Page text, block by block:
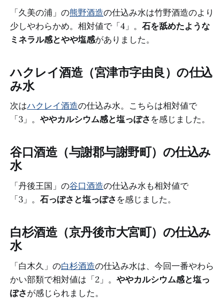
「久美の浦」の熊野酒造の仕込み水は竹野酒造のより
少しやわらかめ。相対値で「4」。 石を舐めたような
ミネラル感とやや塩感がありました。
ハクレイ酒造（宮津市字由良）の仕込
み水
次はハクレイ酒造の仕込み水。こちらは相対値で
「3」。 ややカルシウム感と塩っぽさ を感じました。
谷口酒造（与謝郡与謝野町）の仕込み
水
「丹後王国」の谷口酒造の仕込み水も相対値で
「3」。 石っぽさと塩っぽさ を感じました。
白杉酒造（京丹後市大宮町）の仕込み
水
「白木久」の白杉酒造の仕込み水は、今回一番やわら
かい部類で相対値は「2」。 ややカルシウム感と塩っ
ぽさが感じられました。